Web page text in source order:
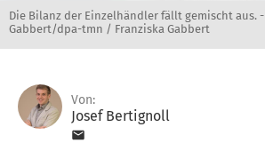
Die Bilanz der Einzelhändler fällt gemischt aus. -
Gabbert/dpa-tmn / Franziska Gabbert
Von:
Josef Bertignoll